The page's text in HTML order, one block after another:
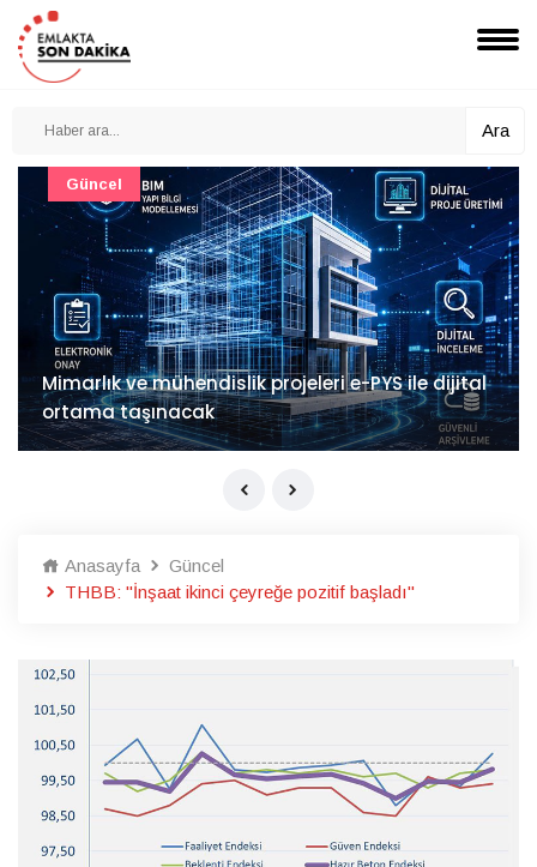
Ara
Mimarlık ve mühendislik projeleri e-PYS ile dijital
ortama taşınacak
Güncel
Anasayfa
Güncel
THBB: "İnşaat ikinci çeyreğe pozitif başladı"